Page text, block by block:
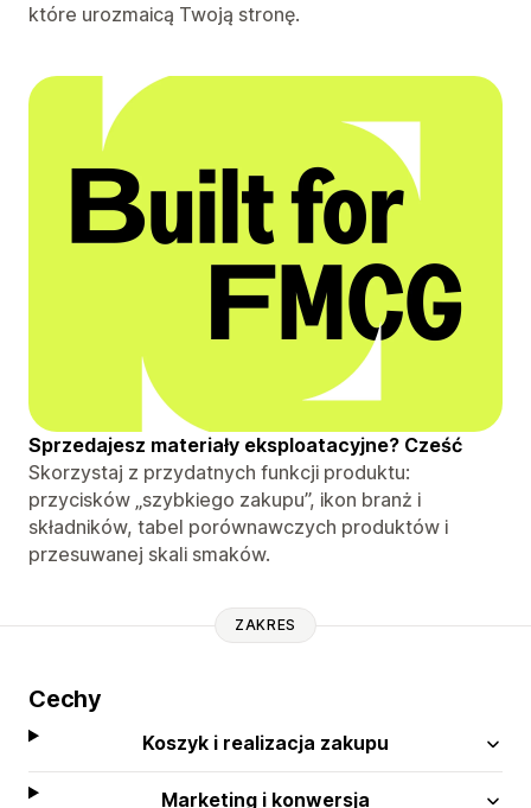
które urozmaicą Twoją stronę.
Sprzedajesz materiały eksploatacyjne? Cześć
Skorzystaj z przydatnych funkcji produktu:
przycisków „szybkiego zakupu”, ikon branż i
składników, tabel porównawczych produktów i
przesuwanej skali smaków.
ZAKRES
Cechy
Koszyk i realizacja zakupu
Marketing i konwersja